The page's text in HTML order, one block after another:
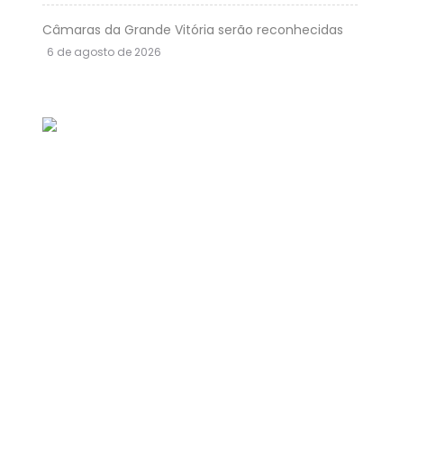
Câmaras da Grande Vitória serão reconhecidas
6 de agosto de 2026